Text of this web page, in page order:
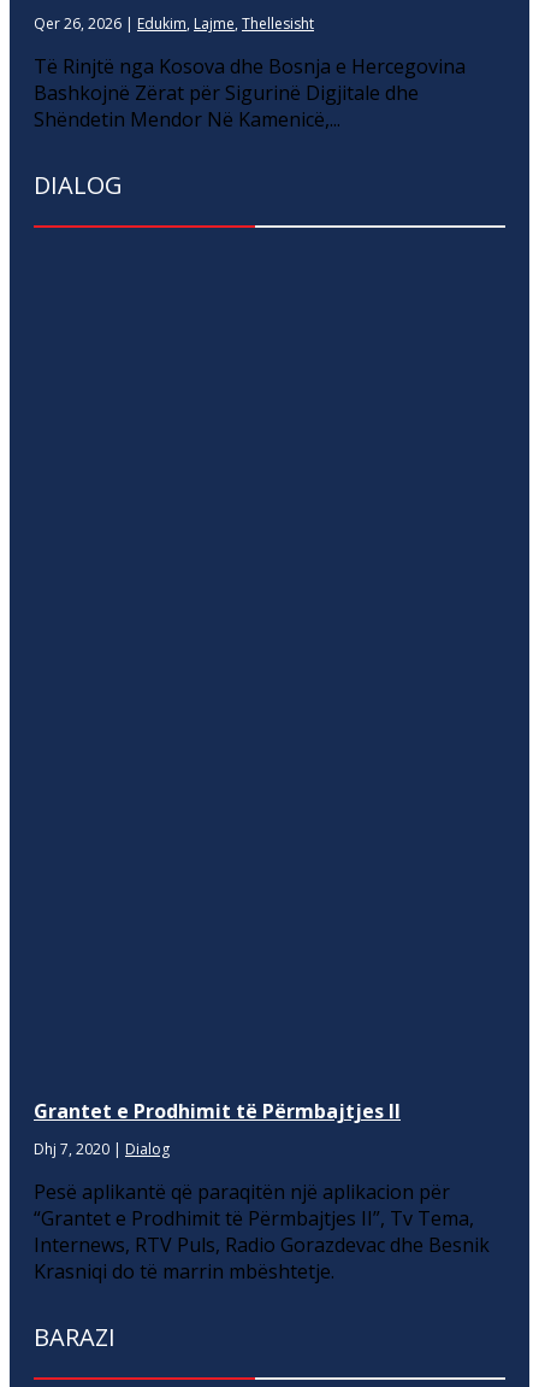
Qer 26, 2026 | Edukim, Lajme, Thellesisht
Të Rinjtë nga Kosova dhe Bosnja e Hercegovina
Bashkojnë Zërat për Sigurinë Digjitale dhe
Shëndetin Mendor Në Kamenicë,...
DIALOG
Grantet e Prodhimit të Përmbajtjes II
Dhj 7, 2020 | Dialog
Pesë aplikantë që paraqitën një aplikacion për
“Grantet e Prodhimit të Përmbajtjes II”, Tv Tema,
Internews, RTV Puls, Radio Gorazdevac dhe Besnik
Krasniqi do të marrin mbështetje.
BARAZI